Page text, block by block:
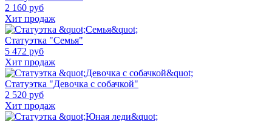
2 160 руб
Хит продаж
Статуэтка "Семья"
5 472 руб
Хит продаж
Статуэтка "Девочка с собачкой"
2 520 руб
Хит продаж